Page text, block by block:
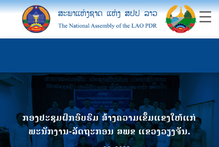
ກອງປະຊຸມຝຶກອົບຮົມ ສ້າງຄວາມເຂັ້ມແຂງໃຫ້ແກ່
ພະນັກງານ-ລັດຖະກອນ ສພຂ ແຂວງວຽງຈັນ.